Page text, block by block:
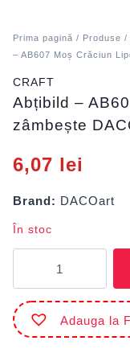
Prima pagină / Produse /
– AB607 Moș Crăciun
CRAFT
Abțibild –
zâmbește
6,07 lei
Brand: DACOart
În stoc
-
AB607
Moș
Crăciun
Adauga la